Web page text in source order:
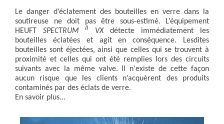
Le danger d’éclatement des bouteilles en verre dans la
soutireuse ne doit pas être sous-estimé. L’équipement
HEUFTSPECTRUM II VXdétecte immédiatement les
bouteilles éclatées et agit en conséquence. Lesdites
bouteilles sont éjectées, ainsi que celles qui se trouvent à
proximité et celles qui ont été remplies lors des circuits
suivants avec la même valve. Il n'existe de cette façon
aucun risque que les clients n’acquèrent des produits
contaminés par des éclats de verre.
En savoir plus...